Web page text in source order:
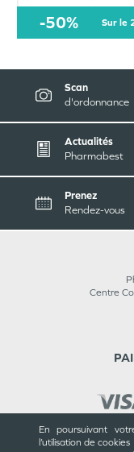
En poursuivant
l’utilisation de cookies
-50% sur le
Scan
d'ordonnance
Actualités
Pharmabest
Prenez
Rendez-vous
Centre